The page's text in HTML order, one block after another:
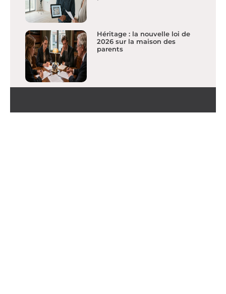
Héritage : la nouvelle loi de
2026 sur la maison des
parents